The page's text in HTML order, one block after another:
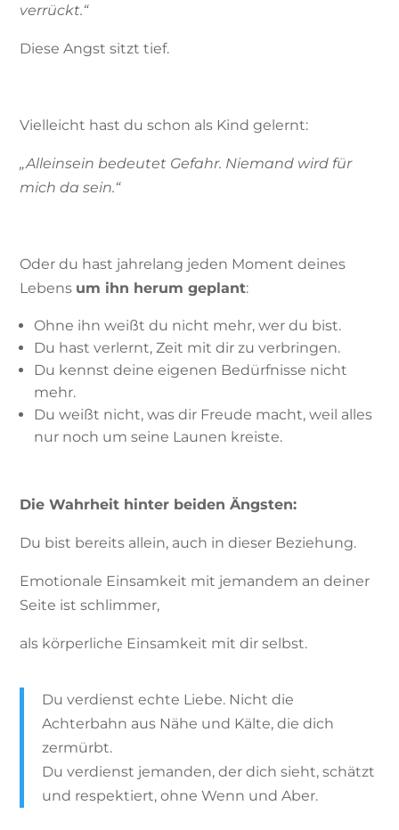
verrückt.“
Diese Angst sitzt tief.
Vielleicht hast du schon als Kind gelernt:
„Alleinsein bedeutet Gefahr. Niemand wird für
mich da sein.“
Oder du hast jahrelang jeden Moment deines
Lebens um ihn herum geplant:
Ohne ihn weißt du nicht mehr, wer du bist.
Du hast verlernt, Zeit mit dir zu verbringen.
Du kennst deine eigenen Bedürfnisse nicht
mehr.
Du weißt nicht, was dir Freude macht, weil alles
nur noch um seine Launen kreiste.
Die Wahrheit hinter beiden Ängsten:
Du bist bereits allein, auch in dieser Beziehung.
Emotionale Einsamkeit mit jemandem an deiner
Seite ist schlimmer,
als körperliche Einsamkeit mit dir selbst.
Du verdienst echte Liebe. Nicht die
Achterbahn aus Nähe und Kälte, die dich
zermürbt.
Du verdienst jemanden, der dich sieht, schätzt
und respektiert, ohne Wenn und Aber.